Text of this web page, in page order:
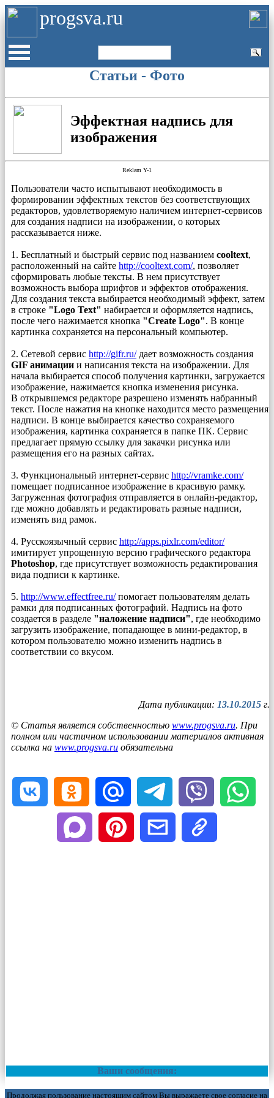
progsva.ru
Статьи - Фото
Эффектная надпись для
изображения
Reklam Y-1
Пользователи часто испытывают необходимость в
формировании эффектных текстов без соответствующих
редакторов, удовлетворяемую наличием интернет-сервисов
для создания надписи на изображении, о которых
рассказывается ниже.
1. Бесплатный и быстрый сервис под названием cooltext,
расположенный на сайте http://cooltext.com/, позволяет
сформировать любые тексты. В нем присутствует
возможность выбора шрифтов и эффектов отображения.
Для создания текста выбирается необходимый эффект, затем
в строке "Logo Text" набирается и оформляется надпись,
после чего нажимается кнопка "Create Logo". В конце
картинка сохраняется на персональный компьютер.
2. Сетевой сервис http://gifr.ru/дает возможность создания
GIF анимации и написания текста на изображении. Для
начала выбирается способ получения картинки, загружается
изображение, нажимается кнопка изменения рисунка.
В открывшемся редакторе разрешено изменять набранный
текст. После нажатия на кнопке находится место размещения
надписи. В конце выбирается качество сохраняемого
изображения, картинка сохраняется в папке ПК. Сервис
предлагает прямую ссылку для закачки рисунка или
размещения его на разных сайтах.
3. Функциональный интернет-сервис http://vramke.com/
помещает подписанное изображение в красивую рамку.
Загруженная фотография отправляется в онлайн-редактор,
где можно добавлять и редактировать разные надписи,
изменять вид рамок.
4. Русскоязычный сервис http://apps.pixlr.com/editor/
имитирует упрощенную версию графического редактора
Photoshop, где присутствует возможность редактирования
вида подписи к картинке.
5. http://www.effectfree.ru/помогает пользователям делать
рамки для подписанных фотографий. Надпись на фото
создается в разделе "наложение надписи", где необходимо
загрузить изображение, попадающее в мини-редактор, в
котором пользователю можно изменить надпись в
соответствии со вкусом.
Дата публикации: 13.10.2015 г.
© Статья является собственностью www.progsva.ru. При
полном или частичном использовании материалов активная
ссылка на www.progsva.ru обязательна
Ваши сообщения:
Продолжая пользование настоящим сайтом Вы выражаете свое согласие на